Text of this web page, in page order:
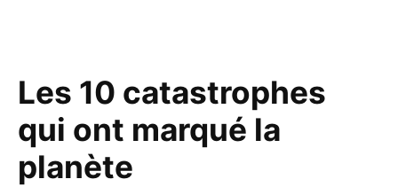
Les 10 catastrophes
qui ont marqué la
planète